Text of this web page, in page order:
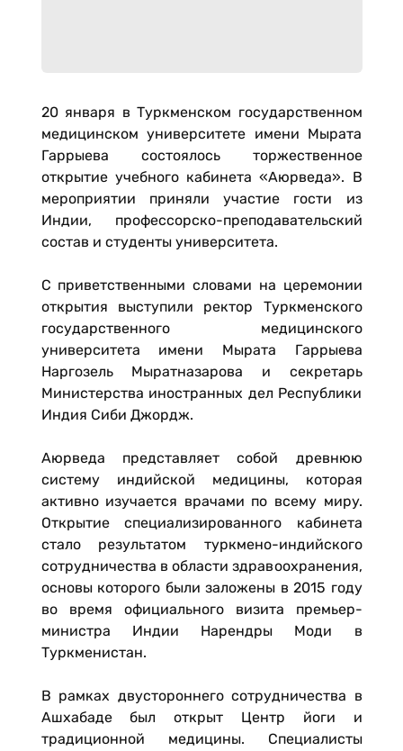
20 января в Туркменском государственном
медицинском университете имени Мырата
Гаррыева состоялось торжественное
открытие учебного кабинета «Аюрведа». В
мероприятии приняли участие гости из
Индии, профессорско-преподавательский
состав и студенты университета.
С приветственными словами на церемонии
открытия выступили ректор Туркменского
государственного медицинского
университета имени Мырата Гаррыева
Наргозель Mыратназарова и секретарь
Министерства иностранных дел Республики
Индия Сиби Джордж.
Аюрведа представляет собой древнюю
систему индийской медицины, которая
активно изучается врачами по всему миру.
Открытие специализированного кабинета
стало результатом туркмено-индийского
сотрудничества в области здравоохранения,
основы которого были заложены в 2015 году
во время официального визита премьер-
министра Индии Нарендры Моди в
Туркменистан.
В рамках двустороннего сотрудничества в
Ашхабаде был открыт Центр йоги и
традиционной медицины. Специалисты